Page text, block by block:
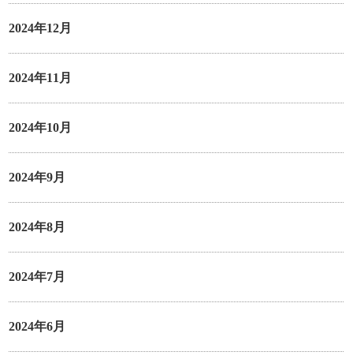
2024年12月
2024年11月
2024年10月
2024年9月
2024年8月
2024年7月
2024年6月